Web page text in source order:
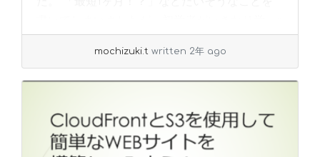
mochizuki.t written 2年 ago